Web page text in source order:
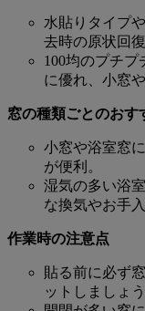
水貼りタイプ
去時の原状回
100均のプチ
に優れ、小窓
窓の種類ごとのおす
小窓や浴室窓
が便利。
湿気の多い浴
な換気やお手
作業時の注意点
貼る前に必ず
ットしましょう